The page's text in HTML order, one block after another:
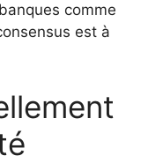
comme
est à